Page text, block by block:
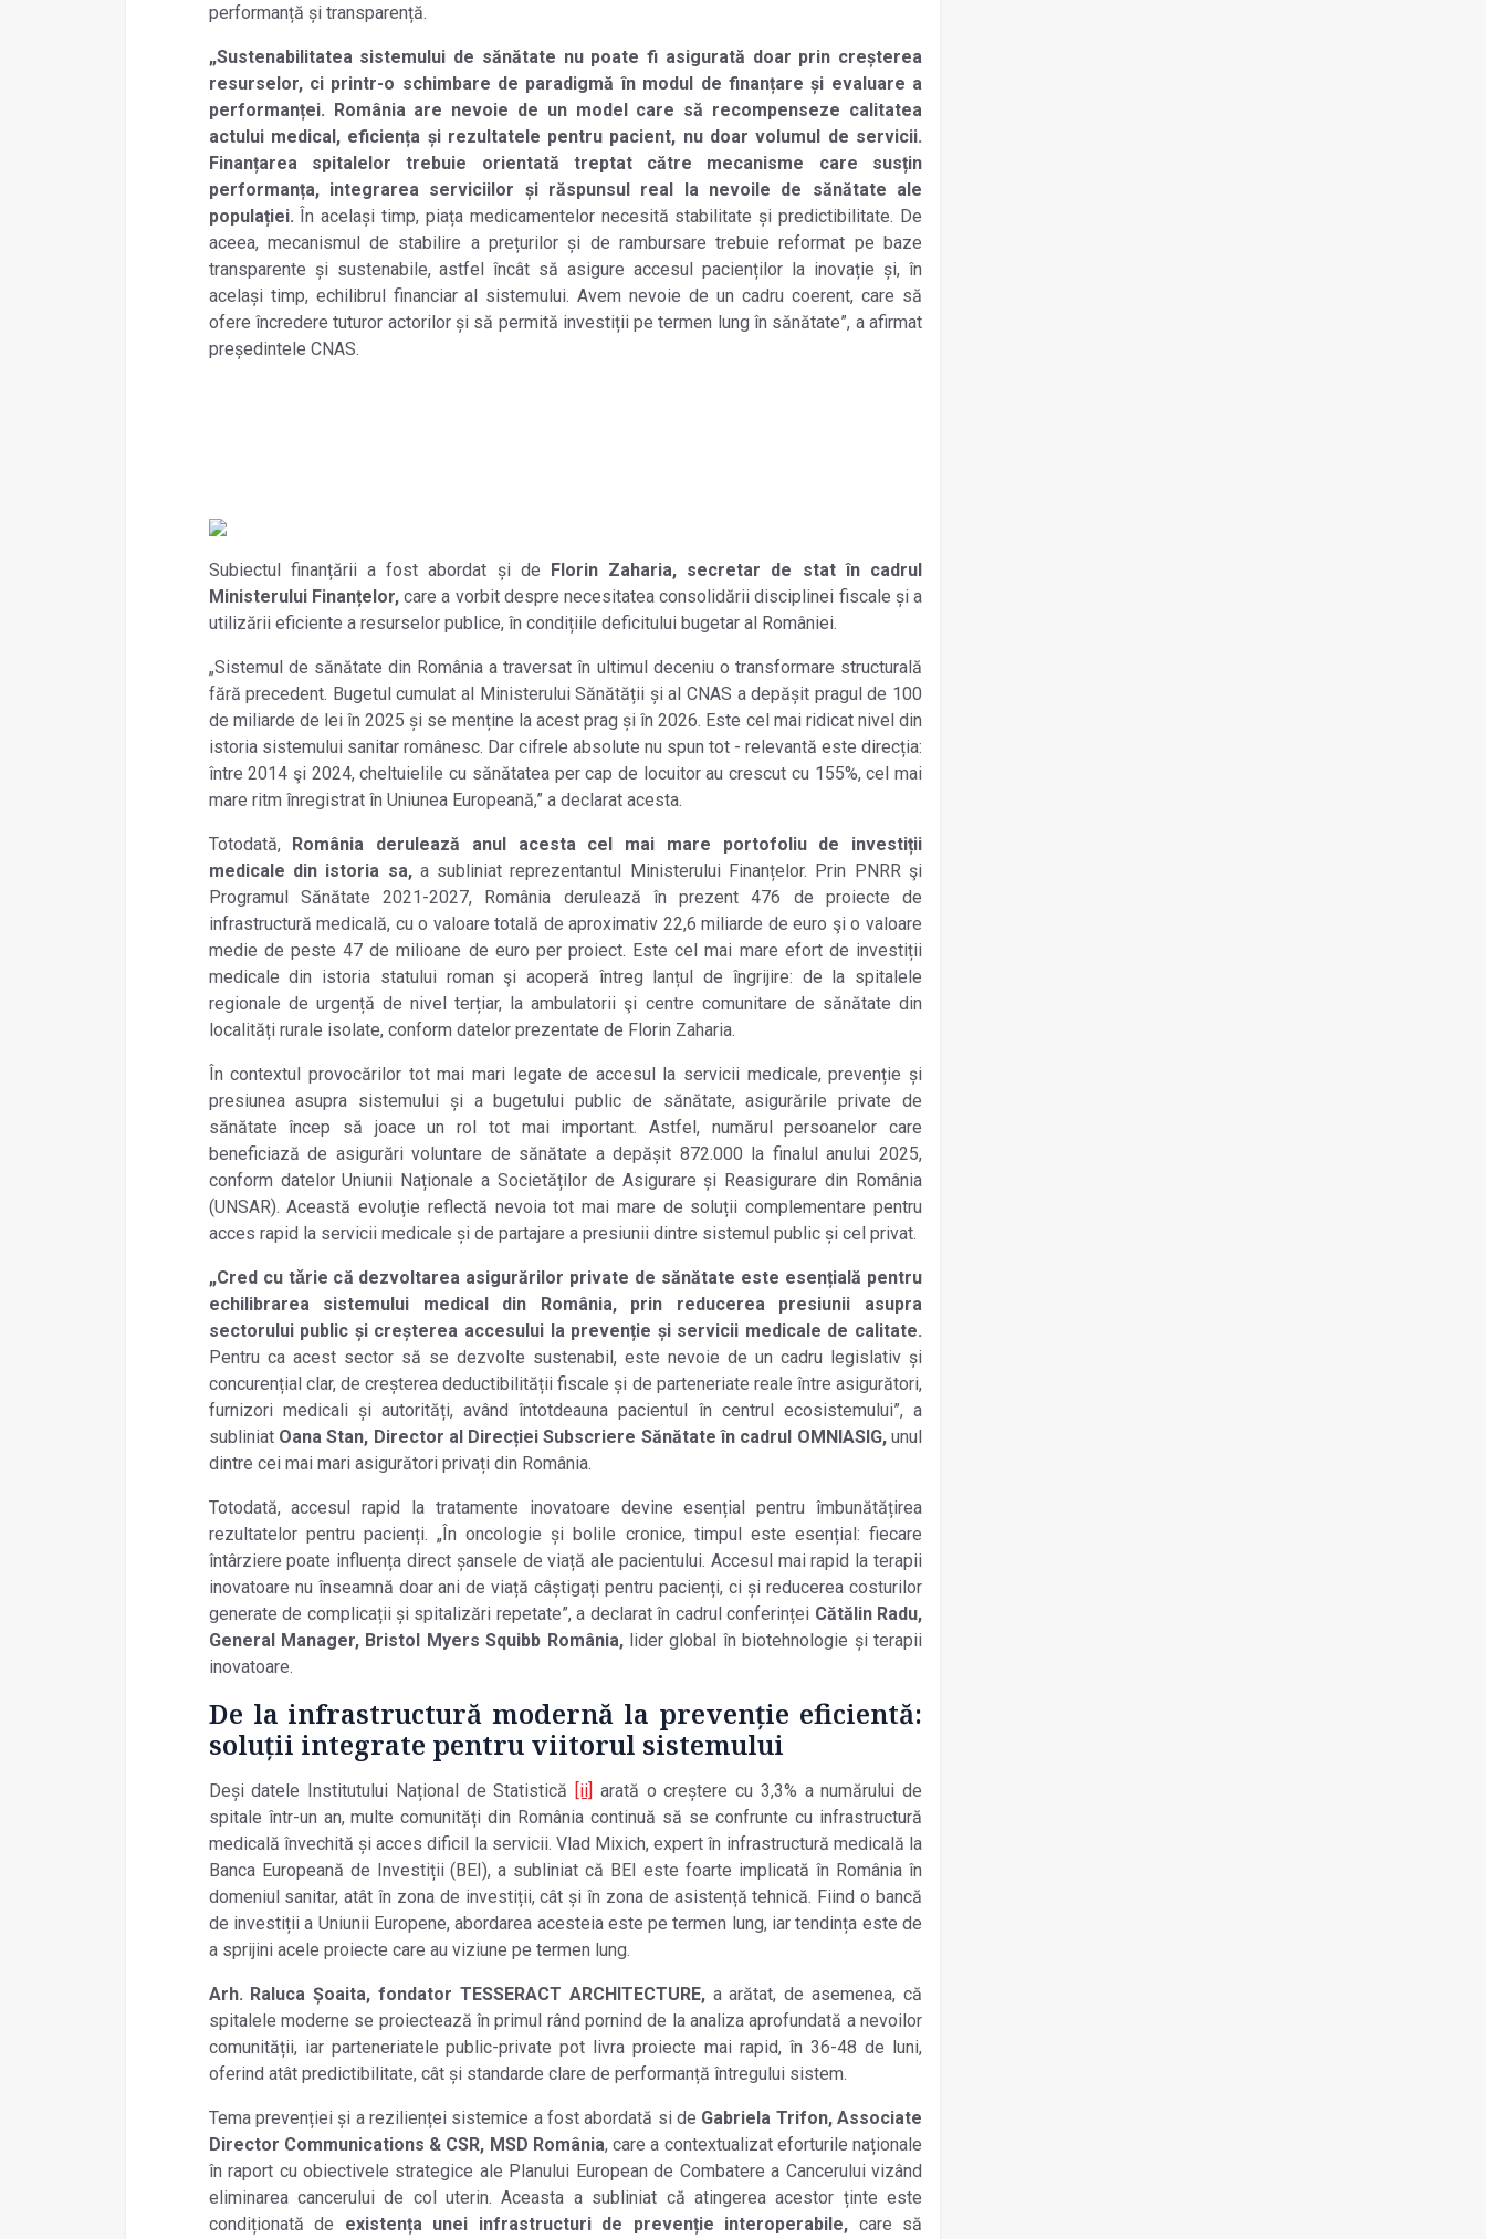
performanță și transparență.
„Sustenabilitatea sistemului de sănătate nu poate fi asigurată doar prin creșterea
resurselor, ci printr-o schimbare de paradigmă în modul de finanțare și evaluare a
performanței. România are nevoie de un model care să recompenseze calitatea
actului medical, eficiența și rezultatele pentru pacient, nu doar volumul de servicii.
Finanțarea spitalelor trebuie orientată treptat către mecanisme care susțin
performanța, integrarea serviciilor și răspunsul real la nevoile de sănătate ale
populației. În același timp, piața medicamentelor necesită stabilitate și predictibilitate. De
aceea, mecanismul de stabilire a prețurilor și de rambursare trebuie reformat pe baze
transparente și sustenabile, astfel încât să asigure accesul pacienților la inovație și, în
același timp, echilibrul financiar al sistemului. Avem nevoie de un cadru coerent, care să
ofere încredere tuturor actorilor și să permită investiții pe termen lung în sănătate”, a afirmat
președintele CNAS.
Subiectul finanțării a fost abordat și de Florin Zaharia, secretar de stat în cadrul
Ministerului Finanțelor,care a vorbit despre necesitatea consolidării disciplinei fiscale și a
utilizării eficiente a resurselor publice, în condițiile deficitului bugetar al României.
„Sistemul de sănătate din România a traversat în ultimul deceniu o transformare structurală
fără precedent. Bugetul cumulat al Ministerului Sănătății şi al CNAS a depăşit pragul de 100
de miliarde de lei în 2025 şi se menține la acest prag și în 2026. Este cel mai ridicat nivel din
istoria sistemului sanitar românesc. Dar cifrele absolute nu spun tot - relevantă este direcția:
între 2014 şi 2024, cheltuielile cu sănătatea per cap de locuitor au crescut cu 155%, cel mai
mare ritm înregistrat în Uniunea Europeană,” a declarat acesta.
Totodată, România derulează anul acesta cel mai mare portofoliu de investiții
medicale din istoria sa, a subliniat reprezentantul Ministerului Finanțelor. Prin PNRR şi
Programul Sănătate 2021-2027, România derulează în prezent 476 de proiecte de
infrastructură medicală, cu o valoare totală de aproximativ 22,6 miliarde de euro şi o valoare
medie de peste 47 de milioane de euro per proiect. Este cel mai mare efort de investiții
medicale din istoria statului roman şi acoperă întreg lanțul de îngrijire: de la spitalele
regionale de urgență de nivel terțiar, la ambulatorii şi centre comunitare de sănătate din
localități rurale isolate, conform datelor prezentate de Florin Zaharia.
În contextul provocărilor tot mai mari legate de accesul la servicii medicale, prevenție și
presiunea asupra sistemului și a bugetului public de sănătate, asigurările private de
sănătate încep să joace un rol tot mai important. Astfel, numărul persoanelor care
beneficiază de asigurări voluntare de sănătate a depășit 872.000 la finalul anului 2025,
conform datelor Uniunii Naționale a Societăților de Asigurare și Reasigurare din România
(UNSAR). Această evoluție reflectă nevoia tot mai mare de soluții complementare pentru
acces rapid la servicii medicale și de partajare a presiunii dintre sistemul public și cel privat.
„Cred cu tǎrie că dezvoltarea asigurărilor private de sănătate este esențială pentru
echilibrarea sistemului medical din România, prin reducerea presiunii asupra
sectorului public și creșterea accesului la prevenție și servicii medicale de calitate.
Pentru ca acest sector să se dezvolte sustenabil, este nevoie de un cadru legislativ și
concurențial clar, de creșterea deductibilității fiscale și de parteneriate reale între asigurători,
furnizori medicali și autorități, avândîntotdeauna pacientul în centrul ecosistemului”, a
subliniat Oana Stan, Director al Direcției Subscriere Sănătate în cadrul OMNIASIG, unul
dintre cei mai mari asigurători privați din România.
Totodată, accesul rapid la tratamente inovatoare devine esențial pentru îmbunătățirea
rezultatelor pentru pacienți. „În oncologie și bolile cronice, timpul este esențial: fiecare
întârziere poate influența direct șansele de viață ale pacientului. Accesul mai rapid la terapii
inovatoare nu înseamnă doar ani de viață câștigați pentru pacienți, ci și reducerea costurilor
generate de complicații și spitalizări repetate”, a declarat în cadrul conferinței Cătălin Radu,
General Manager, Bristol Myers Squibb România,lider global în biotehnologie și terapii
inovatoare.
De la infrastructură modernă la prevenție eficientă:
soluții integrate pentru viitorul sistemului
Deși datele Institutului Național de Statistică [ii] arată o creștere cu 3,3% a numărului de
spitale într-un an, multe comunități din România continuă să se confrunte cu infrastructură
medicală învechită și acces dificil la servicii. Vlad Mixich, expert în infrastructură medicală la
Banca Europeană de Investiții (BEI), a subliniat că BEI este foarte implicată în România în
domeniul sanitar, atât în zona de investiții, cât și în zona de asistență tehnică. Fiind o bancă
de investiții a Uniunii Europene, abordarea acesteia este pe termen lung, iar tendința este de
a sprijini acele proiecte care au viziune pe termen lung.
Arh. Raluca Șoaita, fondator TESSERACT ARCHITECTURE,a arătat, de asemenea, că
spitalele moderne se proiectează în primul rând pornind de la analiza aprofundată a nevoilor
comunității, iar parteneriatele public-private pot livra proiecte mai rapid, în 36-48 de luni,
oferind atât predictibilitate, cât și standarde clare de performanță întregului sistem.
Tema prevenției și a rezilienței sistemice a fost abordată si de Gabriela Trifon, Associate
Director Communications & CSR, MSD România, care a contextualizat eforturile naționale
în raport cu obiectivele strategice ale Planului European de Combatere a Cancerului vizând
eliminarea cancerului de col uterin. Aceasta a subliniat că atingerea acestor ținte este
condiționată de existența unei infrastructuri de prevenție interoperabile, care să